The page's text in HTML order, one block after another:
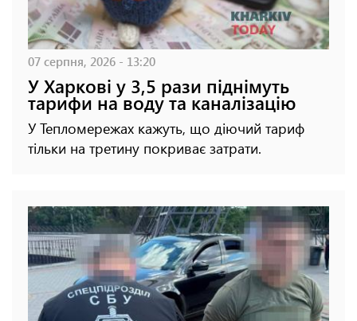
07 серпня, 2026 - 13:20
У Харкові у 3,5 рази піднімуть
тарифи на воду та каналізацію
У Тепломережах кажуть, що діючий тариф
тільки на третину покриває затрати.